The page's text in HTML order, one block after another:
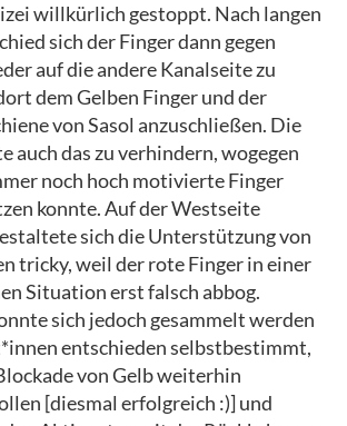
willkürlich gestoppt. Nach langen
sich der Finger dann gegen
auf die andere Kanalseite zu
dem Gelben Finger und der
von Sasol anzuschließen. Die
auch das zu verhindern, wogegen
noch hoch motivierte Finger
konnte. Auf der Westseite
sich die Unterstützung von
tricky, weil der rote Finger in einer
Situation erst falsch abbog.
sich jedoch gesammelt werden
entschieden selbstbestimmt,
von Gelb weiterhin
[diesmal erfolgreich :)] und